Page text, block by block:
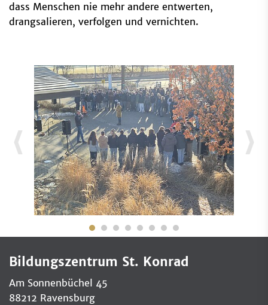
dass Menschen nie mehr andere entwerten,
drangsalieren, verfolgen und vernichten.
Bildungszentrum St. Konrad
Am Sonnenbüchel 45
88212 Ravensburg